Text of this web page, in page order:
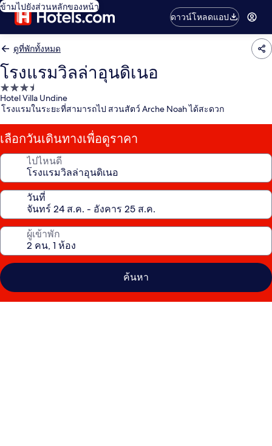
ข้ามไปยังส่วนหลักของหน้า
ดาวน์โหลดแอป
ดูที่พักทั้งหมด
โรงแรมวิลล่าอุนดิเนอ
ที่พัก
3.5
Hotel Villa Undine
โรงแรมในระยะที่สามารถไป สวนสัตว์ Arche Noah ได้สะดวก
เลือกวันเดินทางเพื่อดูราคา
ไปไหนดี
วันที่
ผู้เข้าพัก
ค้นหา